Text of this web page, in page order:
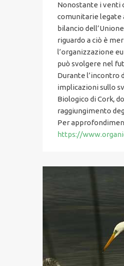
Nonostante i venti
comunitarie legate
bilancio
riguardo a ciò è
l’organizzazione
può svolgere nel
Durante l’incontro
implicazioni sullo
Biologico di Cork,
raggiungimento
Per
https://